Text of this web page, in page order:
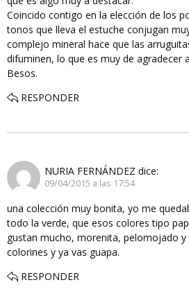
Coincido contigo en la elección de los
tonos que lleva el estuche conjugan
complejo mineral hace que las
difuminen, lo que es muy de agradecer
Besos.
RESPONDER
NURIA FERNÁNDEZ dice:
09/04/2015 a las 17:54
una colección muy bonita, yo me
todo la verde, que esos colores tipo
gustan mucho, morenita, pelomojado
colorines y ya vas guapa.
RESPONDER